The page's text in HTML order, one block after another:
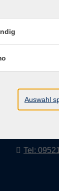
Hofheimer
97437
Tel:
Auswahl